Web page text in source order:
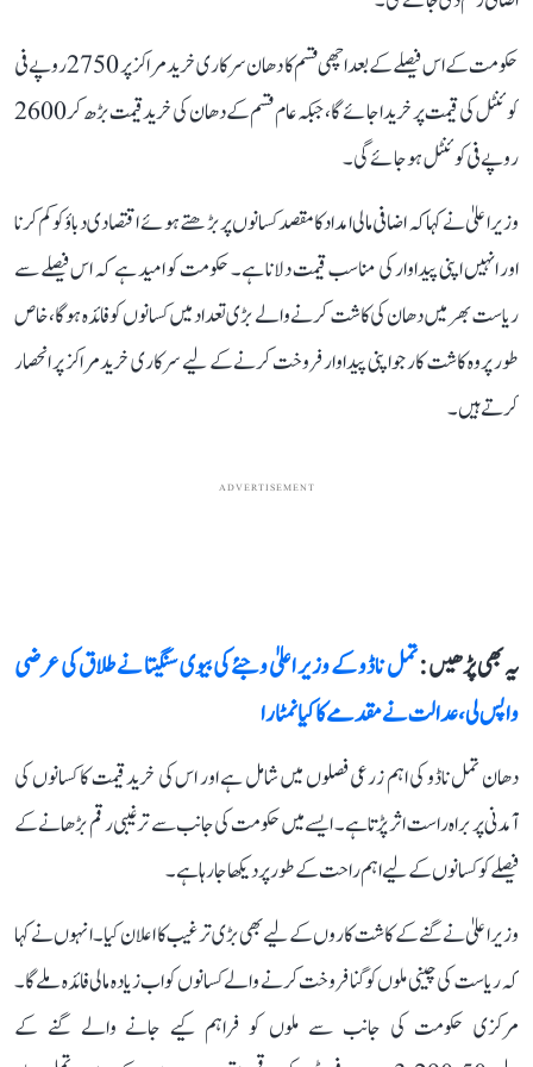
حکومت کے اس فیصلے کے بعد اچھی قسم کا دھان سرکاری خرید مراکز پر 2750 روپے فی
کوئنٹل کی قیمت پر خریدا جائے گا، جبکہ عام قسم کے دھان کی خرید قیمت بڑھ کر 2600
روپے فی کوئنٹل ہو جائے گی۔
وزیر اعلیٰ نے کہا کہ اضافی مالی امداد کا مقصد کسانوں پر بڑھتے ہوئے اقتصادی دباؤ کو کم کرنا
اور انہیں اپنی پیداوار کی مناسب قیمت دلانا ہے۔ حکومت کو امید ہے کہ اس فیصلے سے
ریاست بھر میں دھان کی کاشت کرنے والے بڑی تعداد میں کسانوں کو فائدہ ہوگا، خاص
طور پر وہ کاشت کار جو اپنی پیداوار فروخت کرنے کے لیے سرکاری خرید مراکز پر انحصار
کرتے ہیں۔
ADVERTISEMENT
یہ بھی پڑھیں :تمل ناڈو کے وزیر اعلیٰ وجئے کی بیوی سنگیتا نے طلاق کی عرضی
واپس لی، عدالت نے مقدمے کا کیا نمٹارا
دھان تمل ناڈو کی اہم زرعی فصلوں میں شامل ہے اور اس کی خرید قیمت کا کسانوں کی
آمدنی پر براہ راست اثر پڑتا ہے۔ ایسے میں حکومت کی جانب سے ترغیبی رقم بڑھانے کے
فیصلے کو کسانوں کے لیے اہم راحت کے طور پر دیکھا جا رہا ہے۔
وزیر اعلیٰ نے گنے کے کاشت کاروں کے لیے بھی بڑی ترغیب کا اعلان کیا۔ انہوں نے کہا
کہ ریاست کی چینی ملوں کو گنا فروخت کرنے والے کسانوں کو اب زیادہ مالی فائدہ ملے گا۔
مرکزی حکومت کی جانب سے ملوں کو فراہم کیے جانے والے گنے کے